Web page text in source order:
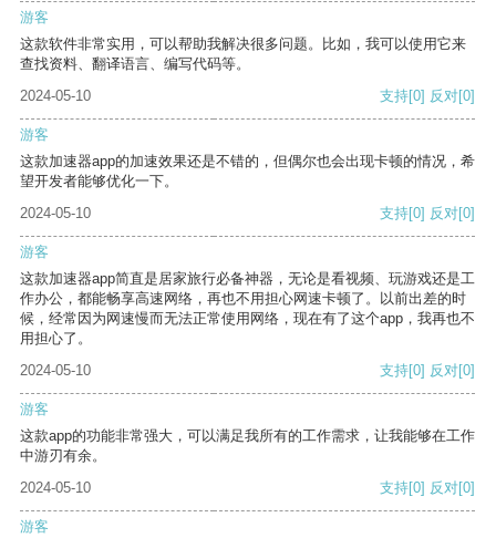
游客
这款软件非常实用，可以帮助我解决很多问题。比如，我可以使用它来
查找资料、翻译语言、编写代码等。
2024-05-10
支持[0] 反对[0]
游客
这款加速器app的加速效果还是不错的，但偶尔也会出现卡顿的情况，希
望开发者能够优化一下。
2024-05-10
支持[0] 反对[0]
游客
这款加速器app简直是居家旅行必备神器，无论是看视频、玩游戏还是工
作办公，都能畅享高速网络，再也不用担心网速卡顿了。以前出差的时
候，经常因为网速慢而无法正常使用网络，现在有了这个app，我再也不
用担心了。
2024-05-10
支持[0] 反对[0]
游客
这款app的功能非常强大，可以满足我所有的工作需求，让我能够在工作
中游刃有余。
2024-05-10
支持[0] 反对[0]
游客